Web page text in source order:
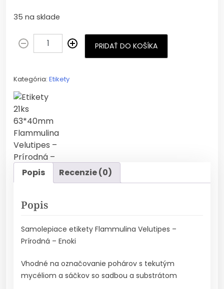
35 na sklade
PRIDAŤ DO KOŠÍKA
Kategória: Etikety
Popis Recenzie (0)
Popis
Samolepiace etikety Flammulina Velutipes –
Prírodná – Enoki
Vhodné na označovanie pohárov s tekutým
mycéliom a sáčkov so sadbou a substrátom